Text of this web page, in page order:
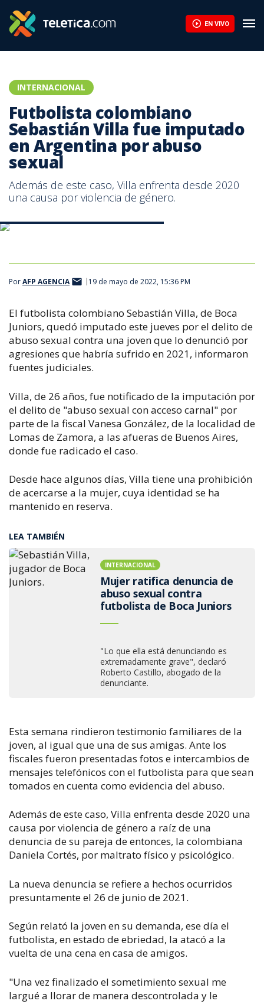
EN VIVO
INTERNACIONAL
Futbolista colombiano
Sebastián Villa fue imputado
en Argentina por abuso
sexual
Además de este caso, Villa enfrenta desde 2020
una causa por violencia de género.
PorAFP AGENCIA 19 de mayo de 2022, 15:36 PM
El futbolista colombiano Sebastián Villa, de Boca
Juniors, quedó imputado este jueves por el delito de
abuso sexual contra una joven que lo denunció por
agresiones que habría sufrido en 2021, informaron
fuentes judiciales.
Villa, de 26 años, fue notificado de la imputación por
el delito de "abuso sexual con acceso carnal" por
parte de la fiscal Vanesa González, de la localidad de
Lomas de Zamora, a las afueras de Buenos Aires,
donde fue radicado el caso.
Desde hace algunos días, Villa tiene una prohibición
de acercarse a la mujer, cuya identidad se ha
mantenido en reserva.
LEA TAMBIÉN
INTERNACIONAL
Mujer ratifica denuncia de
abuso sexual contra
futbolista de Boca Juniors
"Lo que ella está denunciando es
extremadamente grave", declaró
Roberto Castillo, abogado de la
denunciante.
Esta semana rindieron testimonio familiares de la
joven, al igual que una de sus amigas. Ante los
fiscales fueron presentadas fotos e intercambios de
mensajes telefónicos con el futbolista para que sean
tomados en cuenta como evidencia del abuso.
Además de este caso, Villa enfrenta desde 2020 una
causa por violencia de género a raíz de una
denuncia de su pareja de entonces, la colombiana
Daniela Cortés, por maltrato físico y psicológico.
La nueva denuncia se refiere a hechos ocurridos
presuntamente el 26 de junio de 2021.
Según relató la joven en su demanda, ese día el
futbolista, en estado de ebriedad, la atacó a la
vuelta de una cena en casa de amigos.
"Una vez finalizado el sometimiento sexual me
largué a llorar de manera descontrolada y le